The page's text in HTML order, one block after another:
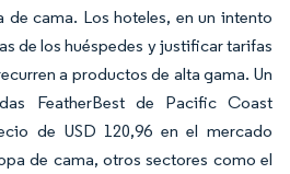
de cama. Los hoteles, en un intento
de los huéspedes y justificar tarifas
a productos de alta gama. Un
FeatherBest de Pacific Coast
de USD 120,96 en el mercado
de cama, otros sectores como el